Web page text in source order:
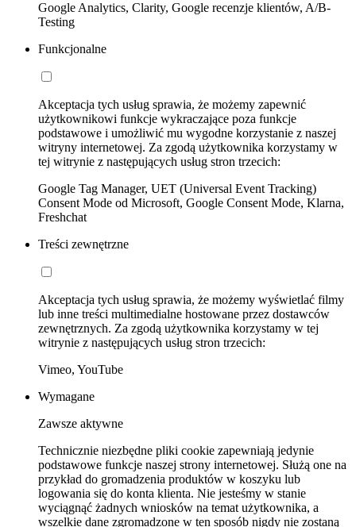
Google Analytics, Clarity, Google recenzje klientów, A/B-
Testing
Funkcjonalne
Akceptacja tych usług sprawia, że możemy zapewnić
użytkownikowi funkcje wykraczające poza funkcje
podstawowe i umożliwić mu wygodne korzystanie z naszej
witryny internetowej. Za zgodą użytkownika korzystamy w
tej witrynie z następujących usług stron trzecich:
Google Tag Manager, UET (Universal Event Tracking)
Consent Mode od Microsoft, Google Consent Mode, Klarna,
Freshchat
Treści zewnętrzne
Akceptacja tych usług sprawia, że możemy wyświetlać filmy
lub inne treści multimedialne hostowane przez dostawców
zewnętrznych. Za zgodą użytkownika korzystamy w tej
witrynie z następujących usług stron trzecich:
Vimeo, YouTube
Wymagane
Zawsze aktywne
Technicznie niezbędne pliki cookie zapewniają jedynie
podstawowe funkcje naszej strony internetowej. Służą one na
przykład do gromadzenia produktów w koszyku lub
logowania się do konta klienta. Nie jesteśmy w stanie
wyciągnąć żadnych wniosków na temat użytkownika, a
wszelkie dane zgromadzone w ten sposób nigdy nie zostaną